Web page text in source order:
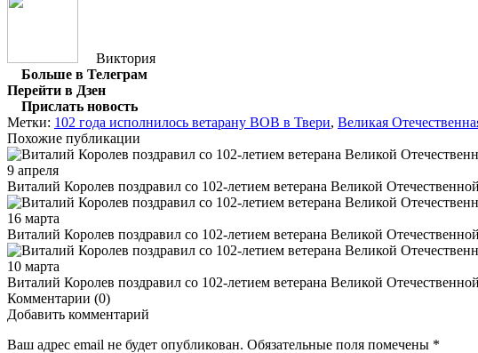
Виктория
Больше в Телеграм
Перейти в Дзен
Прислать новость
Метки: 102 года исполнилось ветарану ВОВ в Твери, Великая
Похожие публикации
9 апреля
Виталий Королев поздравил со 102-летием ветерана Великой
16 марта
Виталий Королев поздравил со 102-летием ветерана Великой
10 марта
Виталий Королев поздравил со 102-летием ветерана Великой
Комментарии (0)
Добавить комментарий
Ваш адрес email не будет опубликован. Обязательные поля помечены *